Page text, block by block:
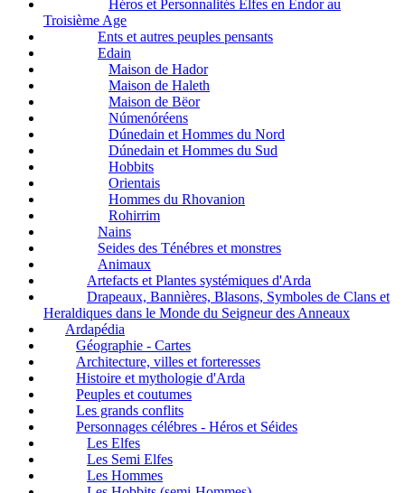
Héros et Personnalités Elfes en Endor au
Troisième Age
Ents et autres peuples pensants
Edain
Maison de Hador
Maison de Haleth
Maison de Bëor
Númenóréens
Dúnedain et Hommes du Nord
Dúnedain et Hommes du Sud
Hobbits
Orientais
Hommes du Rhovanion
Rohirrim
Nains
Seides des Ténébres et monstres
Animaux
Artefacts et Plantes systémiques d'Arda
Drapeaux, Bannières, Blasons, Symboles de Clans et
Heraldiques dans le Monde du Seigneur des Anneaux
Ardapédia
Géographie - Cartes
Architecture, villes et forteresses
Histoire et mythologie d'Arda
Peuples et coutumes
Les grands conflits
Personnages célébres - Héros et Séides
Les Elfes
Les Semi Elfes
Les Hommes